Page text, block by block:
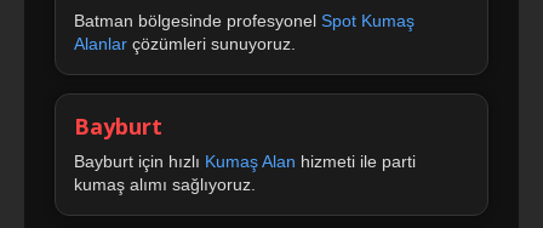
Batman bölgesinde profesyonel Spot Kumaş
Alanlar çözümleri sunuyoruz.
Bayburt
Bayburt için hızlı Kumaş Alan hizmeti ile parti
kumaş alımı sağlıyoruz.